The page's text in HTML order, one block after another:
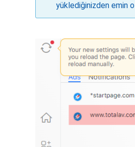
yüklediğinizden emin